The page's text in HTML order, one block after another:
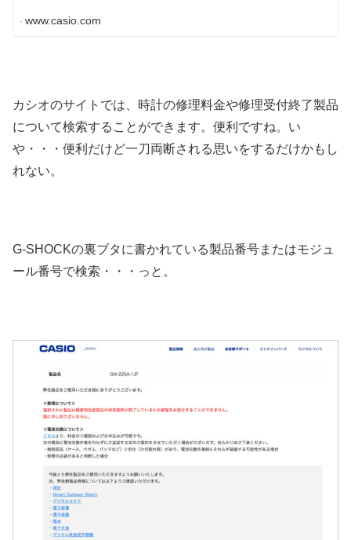
www.casio.com
カシオのサイトでは、時計の修理料金や修理受付終了製品
について検索することができます。便利ですね。い
や・・・便利だけど一刀両断される思いをするだけかもし
れない。
G-SHOCKの裏ブタに書かれている製品番号またはモジュ
ール番号で検索・・・っと。